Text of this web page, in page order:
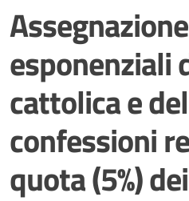
esponenziali
cattolica e
confessioni
quota (5%)